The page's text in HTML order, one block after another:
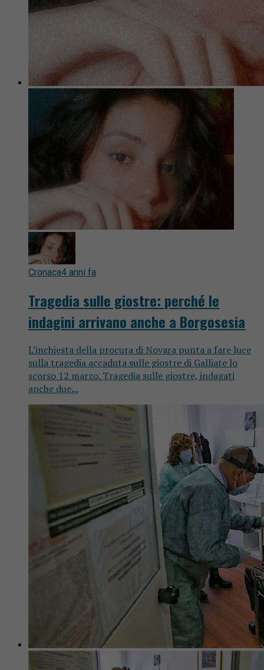
Cronaca4 anni fa
Tragedia sulle giostre: perché le
indagini arrivano anche a Borgosesia
L’inchiesta della procura di Novara punta a fare luce
sulla tragedia accaduta sulle giostre di Galliate lo
scorso 12 marzo. Tragedia sulle giostre, indagati
anche due...